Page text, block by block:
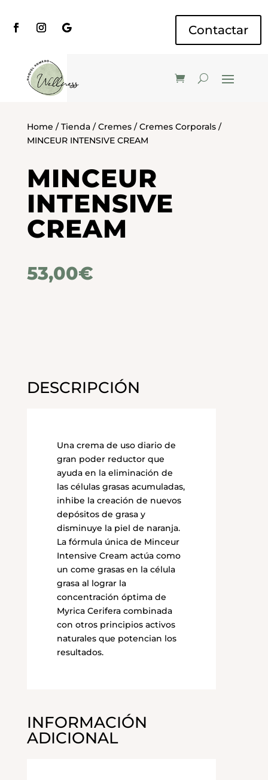
Contactar
Home /Tienda/Cremes/Cremes Corporals/
MINCEUR INTENSIVE CREAM
MINCEUR
INTENSIVE
CREAM
53,00€
DESCRIPCIÓN
Una crema de uso diario de
gran poder reductor que
ayuda en la eliminación de
las células grasas acumuladas,
inhibe la creación de nuevos
depósitos de grasa y
disminuye la piel de naranja.
La fórmula única de Minceur
Intensive Cream actúa como
un come grasas en la célula
grasa al lograr la
concentración óptima de
Myrica Cerifera combinada
con otros principios activos
naturales que potencian los
resultados.
INFORMACIÓN
ADICIONAL